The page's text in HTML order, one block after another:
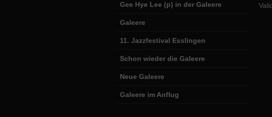
Gee Hye Lee (p) in der Galeere
Galeere
11. Jazzfestival Esslingen
Schon wieder die Galeere
Neue Galeere
Galeere im Anflug